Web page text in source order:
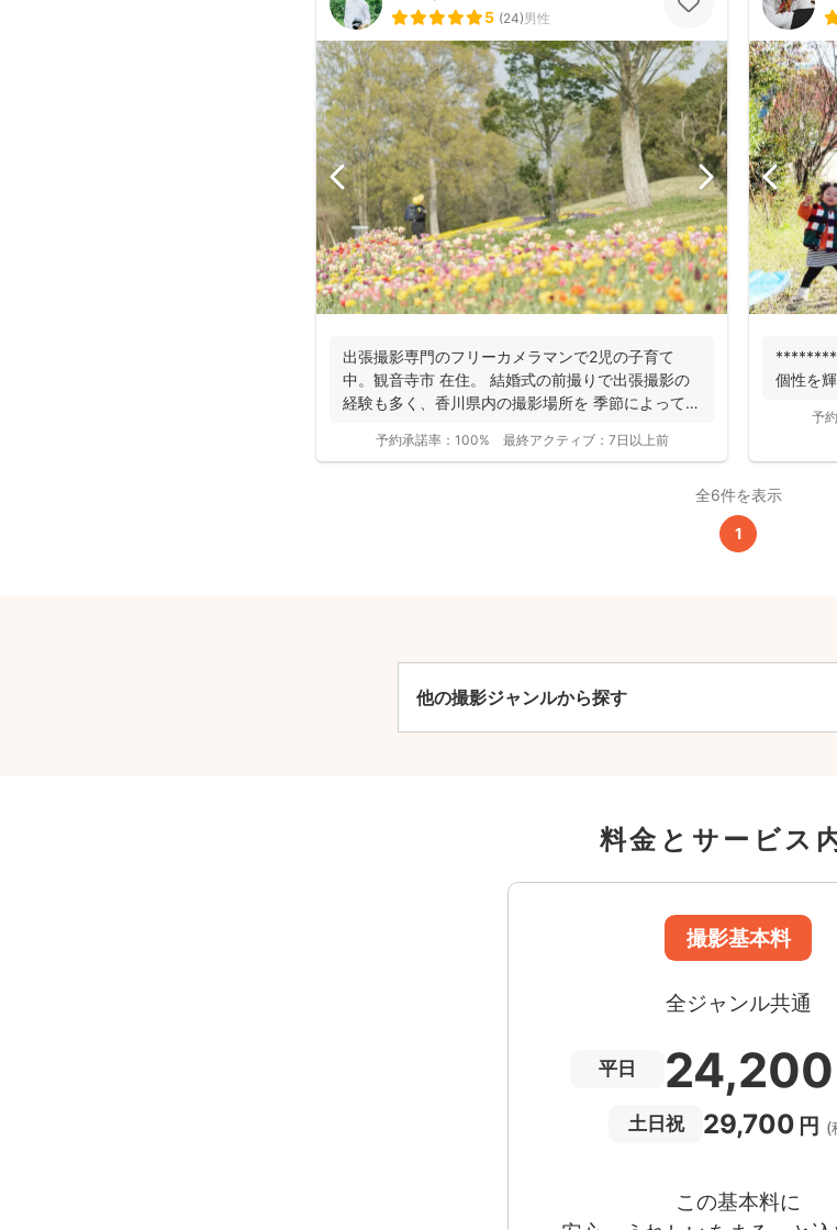
5 (24)男性
出張撮影専門のフリーカメラマンで2児の子育て
中。観音寺市 在住。 結婚式の前撮りで出張撮影の
経験も多く、香川県内の撮影場所を 季節によって最
予約承諾率： 100% 最終アクティブ： 7日以上前
個性を
予
全6件を表示
1
他の撮影ジャンルから探す
料金とサービス
全ジャンル共通
平日 24,200
(税込)
急な体調・天候不良でも大丈夫
あります。撮影日時・場所・フォトグラファーが
該当する場合、申込みフォームでお知らせしま